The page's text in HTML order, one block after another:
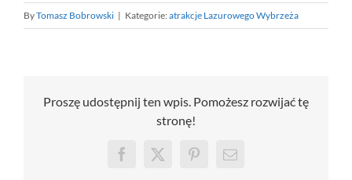
ByTomasz Bobrowski | Kategorie:atrakcje Lazurowego Wybrzeża
Proszę udostępnij ten wpis. Pomożesz rozwijać tę
stronę!
Facebook
X PinterestEmail